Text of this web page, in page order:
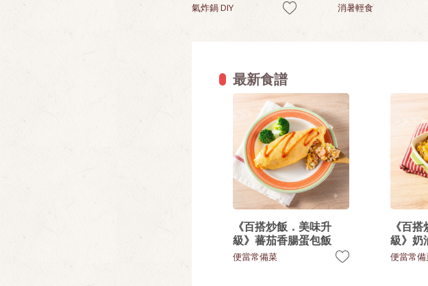
氣炸鍋 DIY 消暑輕食
最新食譜
《百搭炒飯．美味升
級》蕃茄香腸蛋包飯
便當常備菜
《百
級》奶
便當常備